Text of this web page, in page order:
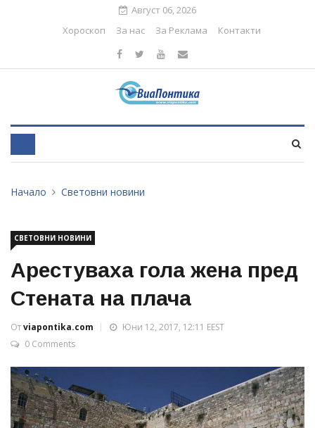
Август 06, 2026
Хороскоп
За нас За Реклама Контакти
Начало Световни новини
СВЕТОВНИ НОВИНИ
Арестуваха гола жена пред
Стената на плача
Отviapontika.com
Юни 12, 2017, 12:11 EEST
0 Comments